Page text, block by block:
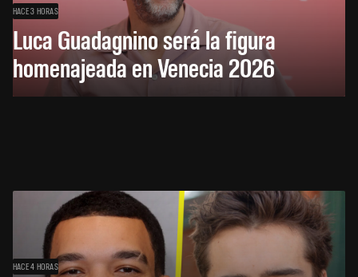
HACE 3 HORAS
Luca Guadagnino será la figura
homenajeada en Venecia 2026
HACE 4 HORAS